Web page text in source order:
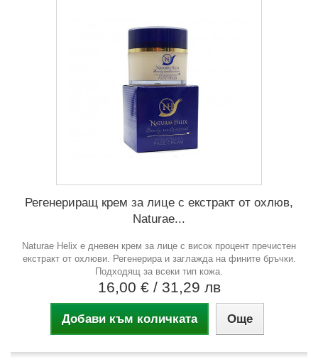
Регенериращ крем за лице с екстракт от охлюв,
Naturae...
Naturae Helix е дневен крем за лице с висок процент пречистен
екстракт от охлюви. Регенерира и заглажда на фините бръчки.
Подходящ за всеки тип кожа.
16,00 € / 31,29 лв
Добави към количката Още